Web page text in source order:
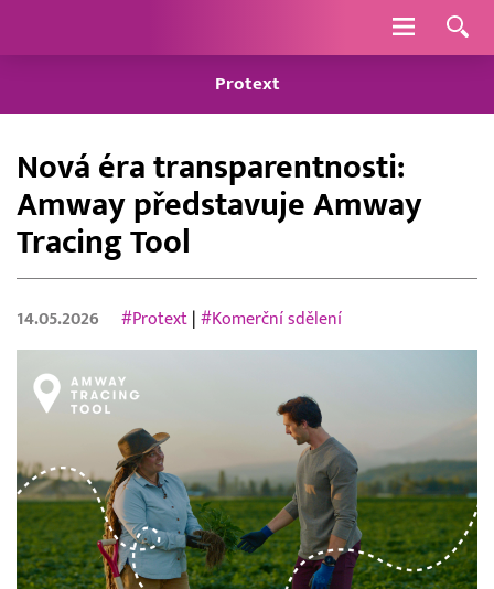
Navigace
Protext
Nová éra transparentnosti:
Amway představuje Amway
Tracing Tool
14.05.2026 #Protext |#Komerční sdělení